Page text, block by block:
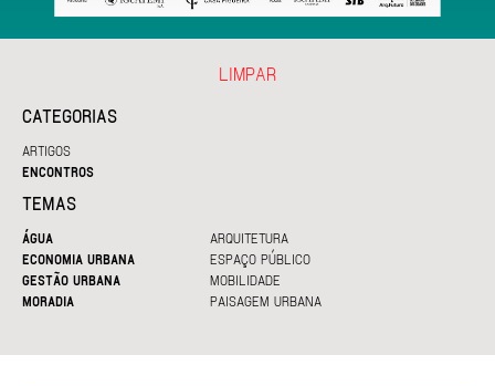
CATEGORIAS
ARTIGOS
ENCONTROS
TEMAS
ÁGUA
ARQUITETURA
ECONOMIA URBANA
ESPAÇO PÚBLICO
GESTÃO URBANA
MOBILIDADE
MORADIA
PAISAGEM URBANA
LIMPAR